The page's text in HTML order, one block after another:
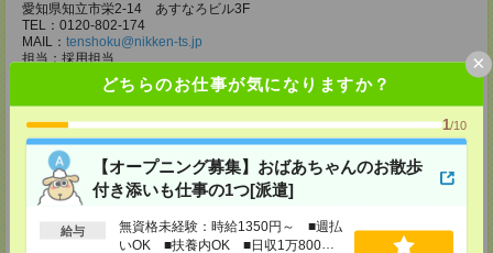
どちらのお仕事が気になりますか？
1/10
【オープニング募集】おばあちゃんのお散歩
付き添いも仕事の1つ[派遣]
給与
無資格未経験：時給1350円～ ■週払
いOK ■扶養内OK ■日収1万800円
×
愛知県知立市栄2-14 あすなろビル3F
TEL：0120-802-174
MAIL： tenshoku@nikken-ts.jp
担当：採用担当
メディカルケア事業部 名古屋オフィス
TEL：0120-455-091
MAIL：tenshoku@nikken-ts.jp
担当：採用担当
登録交通費
★今ならご来社登録でQUOカード2000円分をプレゼント中★